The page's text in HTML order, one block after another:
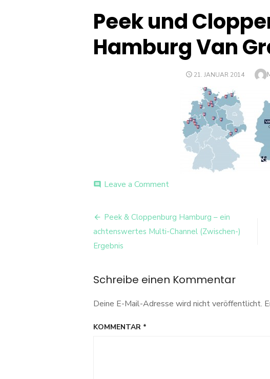
Peek und
Hamburg Van
POSTED
21. JANUAR 2014
comment Leave a Commenton
Cloppenburg
Hamburg
Van
Beitrags-
Navigation
Peek & Cloppenburg Hamburg – ein
achtenswertes Multi-Channel (Zwischen-)
Ergebnis
Schreibe einen Kommentar
Deine E-Mail-Adresse wird nicht veröffentlicht.
KOMMENTAR *